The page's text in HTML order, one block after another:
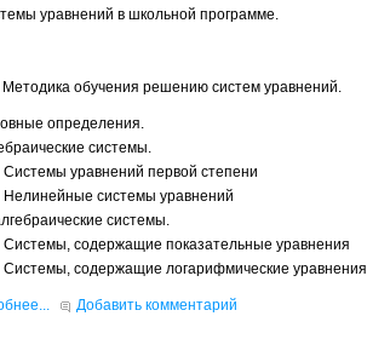
уравнений в школьной программе.
Методика обучения решению систем уравнений.
определения.
системы.
Системы уравнений первой степени
Нелинейные системы уравнений
системы.
Системы, содержащие показательные уравнения
Системы, содержащие логарифмические уравнения
Добавить комментарий